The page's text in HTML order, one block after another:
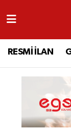
RESMİ İLAN
RESMİ
EKONOMİ
MANİSA
AKHİSAR
RESMİ
MANİSA
ALAŞEHİR
BİR
Manisa
Manisa
Manisa